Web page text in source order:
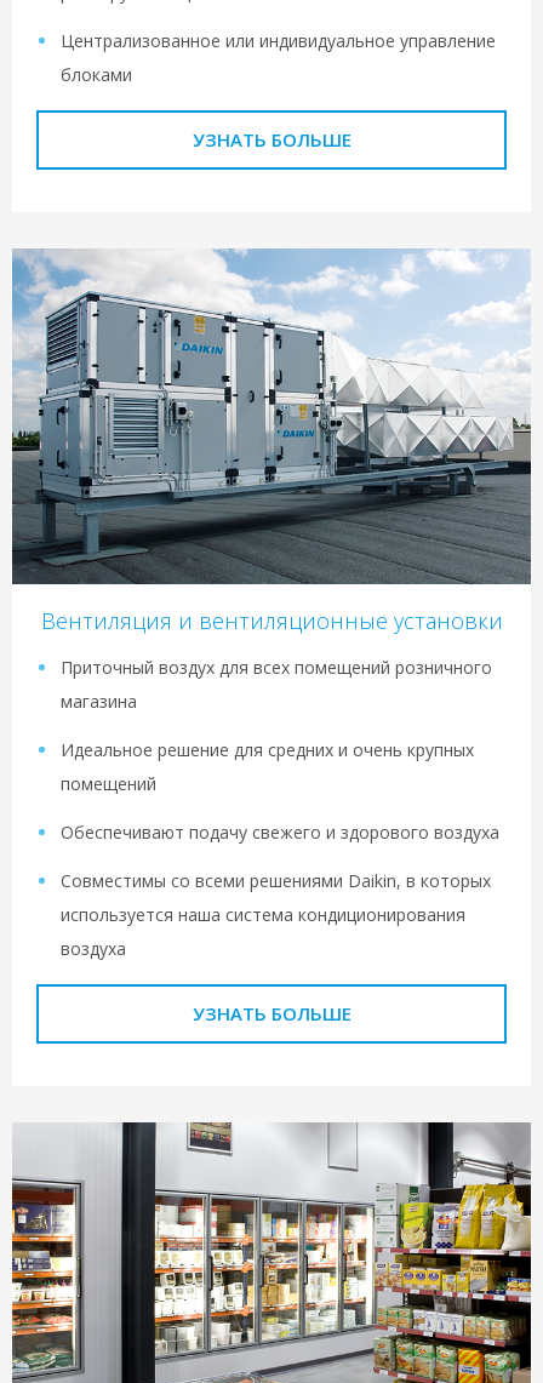
Централизованное или индивидуальное управление
блоками
УЗНАТЬ БОЛЬШЕ
Вентиляция и вентиляционные установки
Приточный воздух для всех помещений розничного
магазина
Идеальное решение для средних и очень крупных
помещений
Обеспечивают подачу свежего и здорового воздуха
Совместимы со всеми решениями Daikin, в которых
используется наша система кондиционирования
воздуха
УЗНАТЬ БОЛЬШЕ